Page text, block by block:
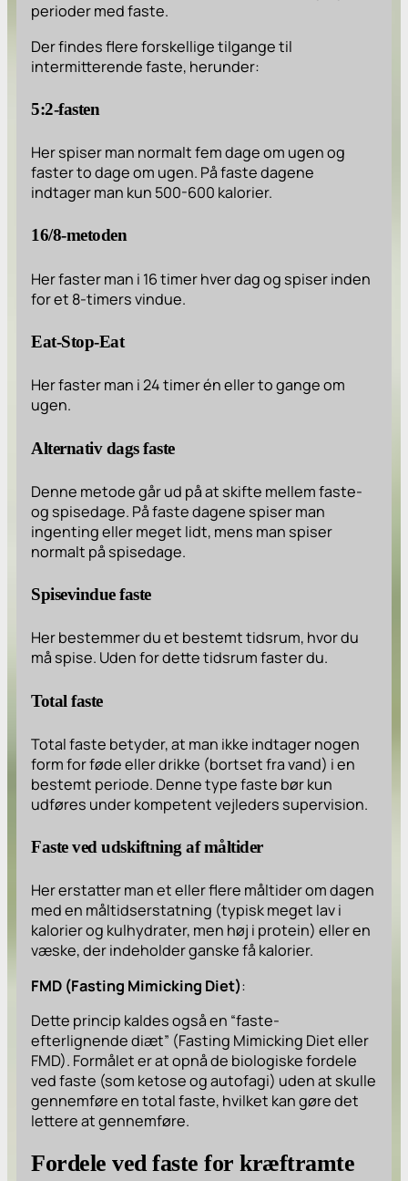
perioder med faste.
Der findes flere forskellige tilgange til
intermitterende faste, herunder:
5:2-fasten
Her spiser man normalt fem dage om ugen og
faster to dage om ugen. På faste dagene
indtager man kun 500-600 kalorier.
16/8-metoden
Her faster man i 16 timer hver dag og spiser inden
for et 8-timers vindue.
Eat-Stop-Eat
Her faster man i 24 timer én eller to gange om
ugen.
Alternativ dags faste
Denne metode går ud på at skifte mellem faste-
og spisedage. På faste dagene spiser man
ingenting eller meget lidt, mens man spiser
normalt på spisedage.
Spisevindue faste
Her bestemmer du et bestemt tidsrum, hvor du
må spise. Uden for dette tidsrum faster du.
Total faste
Total faste betyder, at man ikke indtager nogen
form for føde eller drikke (bortset fra vand) i en
bestemt periode. Denne type faste bør kun
udføres under kompetent vejleders supervision.
Faste ved udskiftning af måltider
Her erstatter man et eller flere måltider om dagen
med en måltidserstatning (typisk meget lav i
kalorier og kulhydrater, men høj i protein) eller en
væske, der indeholder ganske få kalorier.
FMD (Fasting Mimicking Diet):
Dette princip kaldes også en “faste-
efterlignende diæt” (Fasting Mimicking Diet eller
FMD). Formålet er at opnå de biologiske fordele
ved faste (som ketose og autofagi) uden at skulle
gennemføre en total faste, hvilket kan gøre det
lettere at gennemføre.
Fordele ved faste for kræftramte